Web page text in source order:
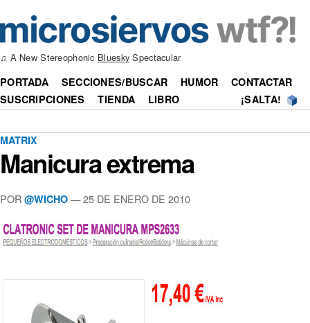
♫ A New Stereophonic Bluesky Spectacular
PORTADA SECCIONES/BUSCAR HUMOR
CONTACTAR
SUSCRIPCIONES
TIENDA LIBRO ¡SALTA!
MATRIX
Manicura extrema
POR @WICHO —25 DE ENERO DE 2010